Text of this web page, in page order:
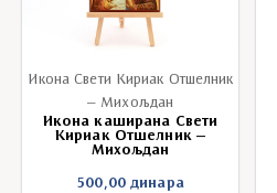
Икона Свети Кириак Отшелник
– Михољдан
Икона каширана Свети
Кириак Отшелник –
Михољдан
500,00динара